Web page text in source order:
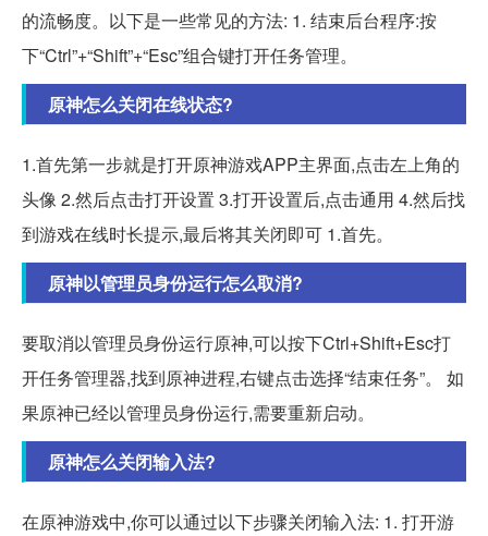
的流畅度。以下是一些常见的方法: 1. 结束后台程序:按
下“Ctrl”+“Shift”+“Esc”组合键打开任务管理。
原神怎么关闭在线状态?
1.首先第一步就是打开原神游戏APP主界面,点击左上角的
头像 2.然后点击打开设置 3.打开设置后,点击通用 4.然后找
到游戏在线时长提示,最后将其关闭即可 1.首先。
原神以管理员身份运行怎么取消?
要取消以管理员身份运行原神,可以按下Ctrl+Shift+Esc打
开任务管理器,找到原神进程,右键点击选择“结束任务”。 如
果原神已经以管理员身份运行,需要重新启动。
原神怎么关闭输入法?
在原神游戏中,你可以通过以下步骤关闭输入法: 1. 打开游